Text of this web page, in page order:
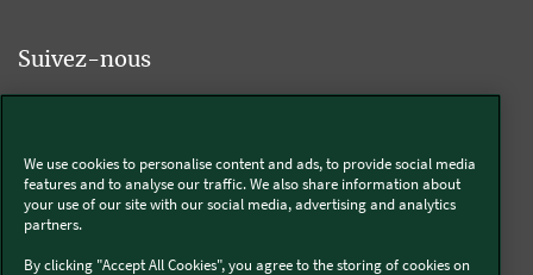
Suivez-nous
Thermomix®
We use cookies to personalise content and ads, to provide social media
features and to analyse our traffic. We also share information about
your use of our site with our social media, advertising and analytics
partners.
By clicking "Accept All Cookies", you agree to the storing of cookies on